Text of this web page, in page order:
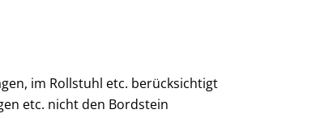
im Rollstuhl etc. berücksichtigt
etc. nicht den Bordstein